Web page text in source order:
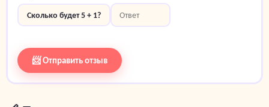
Сколько будет 5 + 1?
📨 Отправить отзыв